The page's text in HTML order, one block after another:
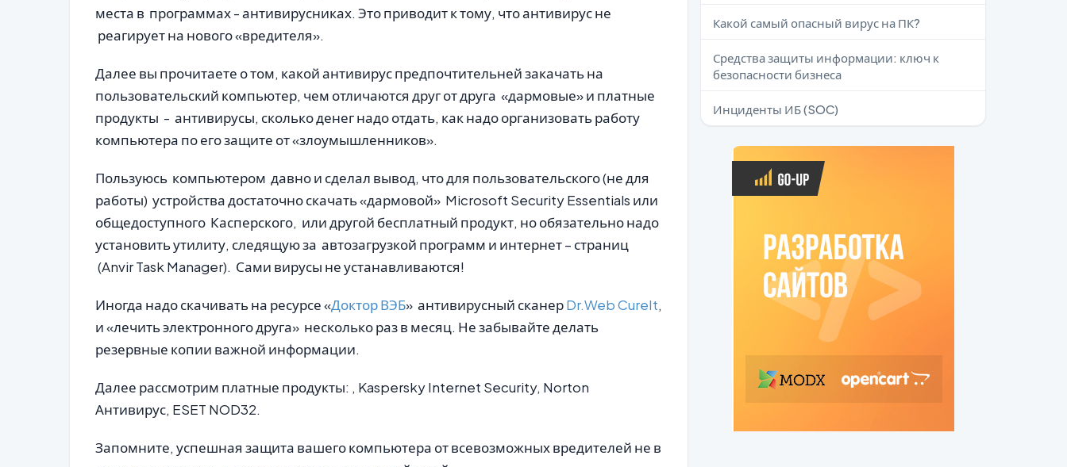
места в программах - антивирусниках. Это приводит к тому, что антивирус не
реагирует на нового «вредителя».
Далее вы прочитаете о том, какой антивирус предпочтительней закачать на
пользовательский компьютер, чем отличаются друг от друга «дармовые» и платные
продукты - антивирусы, сколько денег надо отдать, как надо организовать работу
компьютера по его защите от «злоумышленников».
Пользуюсь компьютером давно и сделал вывод, что для пользовательского (не для
работы) устройства достаточно скачать «дармовой» Microsoft Security Essentials или
общедоступного Касперского, или другой бесплатный продукт, но обязательно надо
установить утилиту, следящую за автозагрузкой программ и интернет – страниц
(Anvir Task Manager). Сами вирусы не устанавливаются!
Иногда надо скачивать на ресурсе «Доктор ВЭБ» антивирусный сканерDr.Web CureIt,
и «лечить электронного друга» несколько раз в месяц. Не забывайте делать
резервные копии важной информации.
Далее рассмотрим платные продукты: , Kaspersky Internet Security, Norton
Антивирус, ESET NOD32.
Запомните, успешная защита вашего компьютера от всевозможных вредителей не в
Какой самый опасный вирус на ПК?
Средства защиты информации: ключ к
безопасности бизнеса
Инциденты ИБ (SOC)